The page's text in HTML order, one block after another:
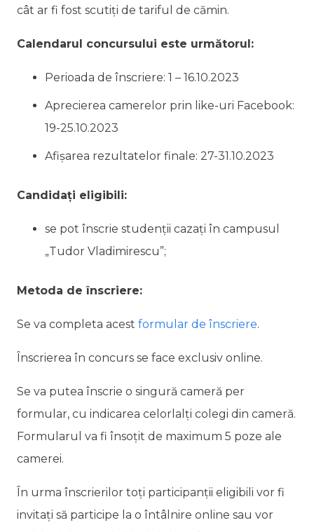
cât ar fi fost scutiți de tariful de cămin.
Calendarul concursului este următorul:
Perioada de înscriere: 1 – 16.10.2023
Aprecierea camerelor prin like-uri Facebook:
19-25.10.2023
Afișarea rezultatelor finale: 27-31.10.2023
Candidați eligibili:
se pot înscrie studenții cazați în campusul
„Tudor Vladimirescu”;
Metoda de înscriere:
Se va completa acest formular de înscriere.
Înscrierea în concurs se face exclusiv online.
Se va putea înscrie o singură cameră per
formular, cu indicarea celorlalți colegi din cameră.
Formularul va fi însoțit de maximum 5 poze ale
camerei.
În urma înscrierilor toți participanții eligibili vor fi
invitați să participe la o întâlnire online sau vor